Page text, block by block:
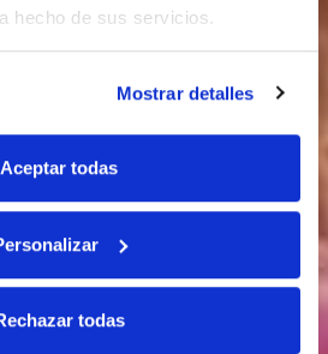
hecho de sus servicios.
Mostrar detalles
Aceptar todas
todas